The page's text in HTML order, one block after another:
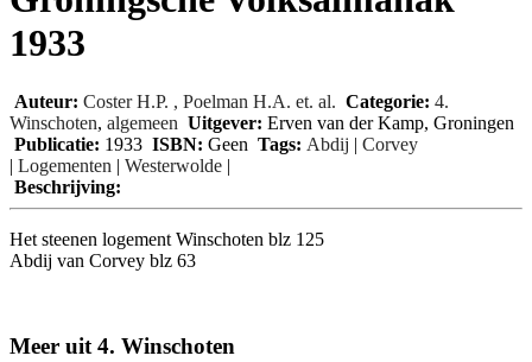
1933
Auteur: Coster H.P. , Poelman H.A. et. al. Categorie: 4.
Winschoten, algemeen Uitgever: Erven van der Kamp, Groningen
Publicatie: 1933 ISBN: Geen Tags: Abdij | Corvey
| Logementen | Westerwolde |
Beschrijving:
Het steenen logement Winschoten blz 125
Abdij van Corvey blz 63
Meer uit 4. Winschoten